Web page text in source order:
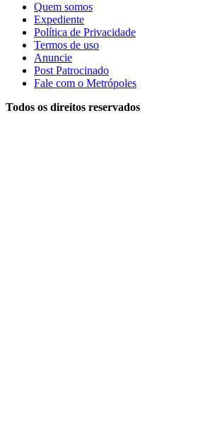
Quem somos
Expediente
Política de Privacidade
Termos de uso
Anuncie
Post Patrocinado
Fale com o Metrópoles
Todos os direitos reservados